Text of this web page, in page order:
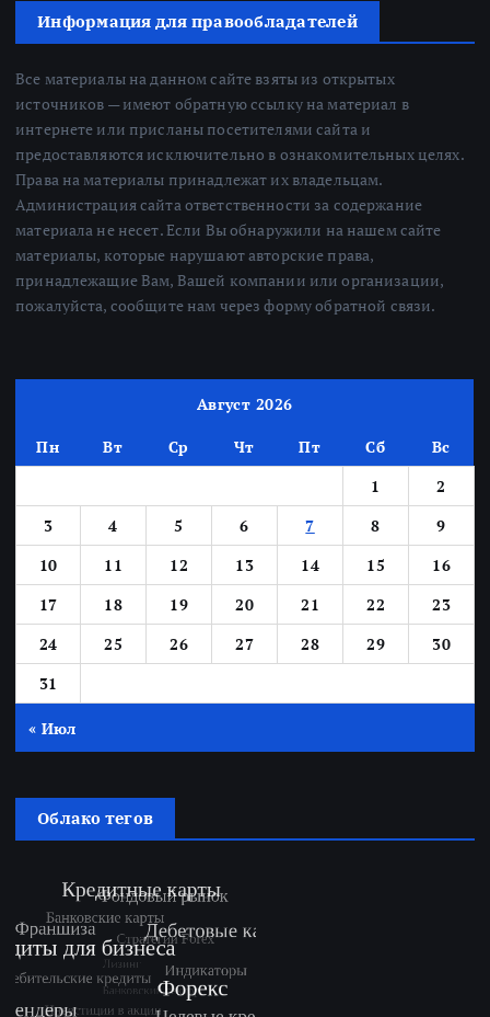
Информация для правообладателей
Все материалы на данном сайте взяты из открытых
источников — имеют обратную ссылку на материал в
интернете или присланы посетителями сайта и
предоставляются исключительно в ознакомительных целях.
Права на материалы принадлежат их владельцам.
Администрация сайта ответственности за содержание
материала не несет. Если Вы обнаружили на нашем сайте
материалы, которые нарушают авторские права,
принадлежащие Вам, Вашей компании или организации,
пожалуйста, сообщите нам через форму обратной связи.
Август 2026
Пн Вт Ср Чт Пт Сб
Вс
1
2
3
4 5 6 7 8
9
10
11 12 13 14 15
16
17
18 19 20 21 22
23
24
25 26 27 28 29
30
31
« Июл
Облако тегов